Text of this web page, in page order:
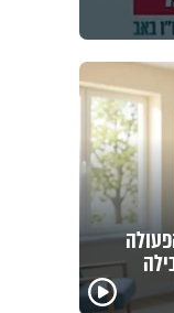
בגיל 37? הפעולה